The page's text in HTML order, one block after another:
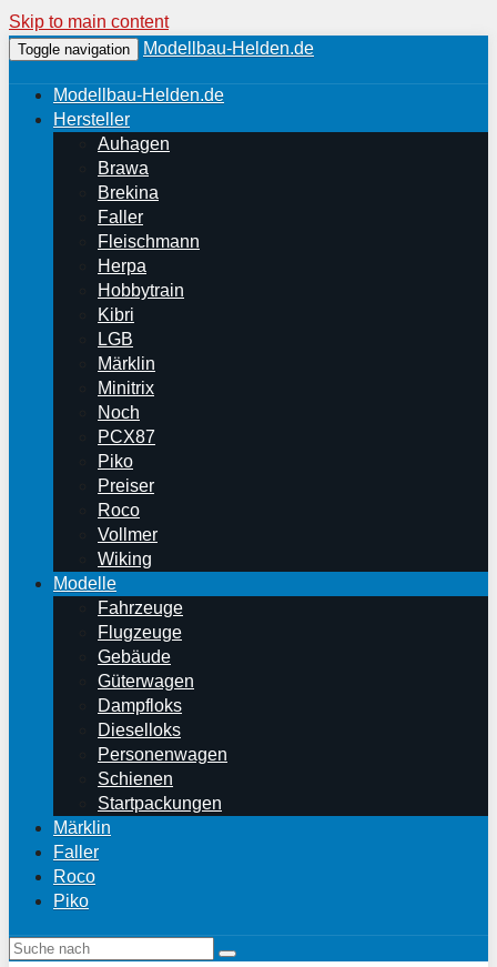
Skip to main content
Toggle navigation Modellbau-Helden.de
Modellbau-Helden.de
Hersteller
Auhagen
Brawa
Brekina
Faller
Fleischmann
Herpa
Hobbytrain
Kibri
LGB
Märklin
Minitrix
Noch
PCX87
Piko
Preiser
Roco
Vollmer
Wiking
Modelle
Fahrzeuge
Flugzeuge
Gebäude
Güterwagen
Dampfloks
Dieselloks
Personenwagen
Schienen
Startpackungen
Märklin
Faller
Roco
Piko